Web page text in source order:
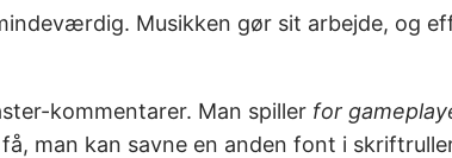
Musikken gør sit arbejde, og
kommentarer. Man spiller for
man kan savne en anden font i